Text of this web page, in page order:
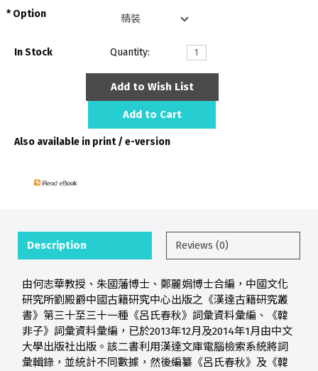
Option
In Stock Quantity:
Add to Wish List
Add to Cart
Also available in print / e-version
Description Reviews (0)
由何志華教授、朱國藩博士、鄭麗娟博士合編，中國文化
研究所劉殿爵中國古籍研究中心出版之《漢達古籍研究叢
書》第三十至三十一種《呂氏春秋》詞彙資料彙編、《韓
非子》詞彙資料彙編，已於2013年12月及2014年1月由中文
大學出版社出版。該二書利用漢達文庫電腦檢索系統將詞
彙輯錄，並統計不同數據，然後編纂《呂氏春秋》及《韓